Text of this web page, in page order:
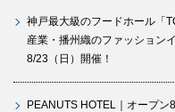
神戸最大級のフードホール「
産業・播州織のファッション
8/23（日）開催！
PEANUTS HOTEL｜オープ